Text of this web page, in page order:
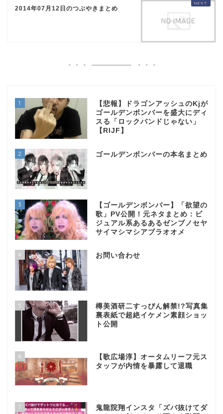
2014年07月12日のつぶやきまとめ
1
【悲報】ドラゴンアッシュのKjが
ゴールデンボンバーを盛大にディ
スる「ロックバンドじゃない」
【RIJF】
2 ゴールデンボンバーの本名まとめ
3
【ゴールデンボンバー】「欲望の
歌」PV公開！元ネタまとめ：ビ
ジュアル系あるあるゼンブノセヤ
サイマシマシアブラオオメ
4 お問い合わせ
5
樽美酒研二すっぴん解禁!?写真集
裏表紙で超絶イケメン素顔ショッ
ト公開
6
【歌広場淳】オータムリーフ元ス
タッフが内情を暴露して退職
7
鬼龍院翔インスタ「ズバ抜けてダ